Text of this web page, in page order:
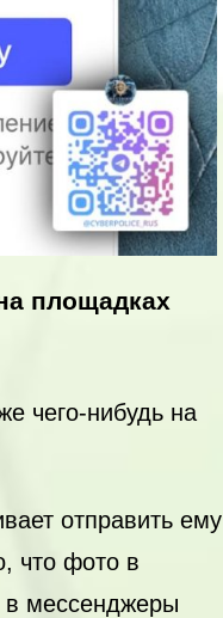
площадках
чего-нибудь на
отправить ему
что фото в
в мессенджеры